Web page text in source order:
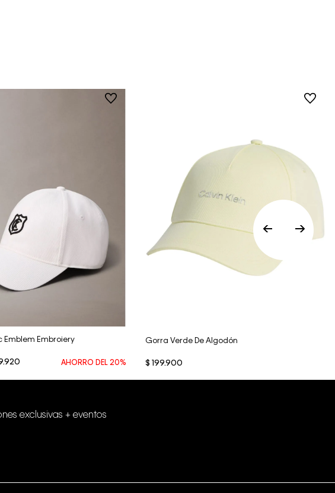
Emblem Embroiery
.920 AHORRO DEL 20%
Gorra Verde De Algodón
$ 199.900
exclusivas + eventos